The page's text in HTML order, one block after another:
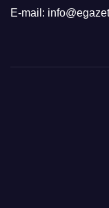
E-mail: